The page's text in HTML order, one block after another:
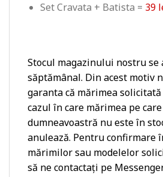
Set Cravata + Batista = 39
Stocul magazinului nostru se
săptămânal. Din acest motiv
garanta că mărimea
cazul în care mărimea pe
dumneavoastră nu este în
anulează. Pentru confirmare
mărimilor sau modelelor
să ne contactați pe